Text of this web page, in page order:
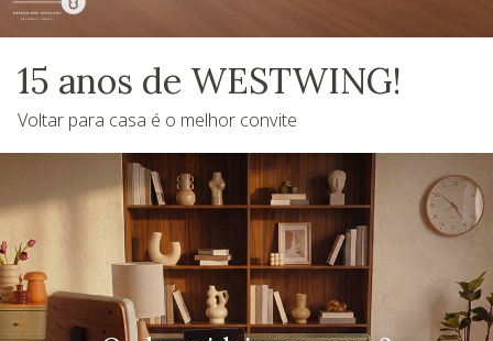
15 anos de WESTWING!
Voltar para casa é o melhor convite